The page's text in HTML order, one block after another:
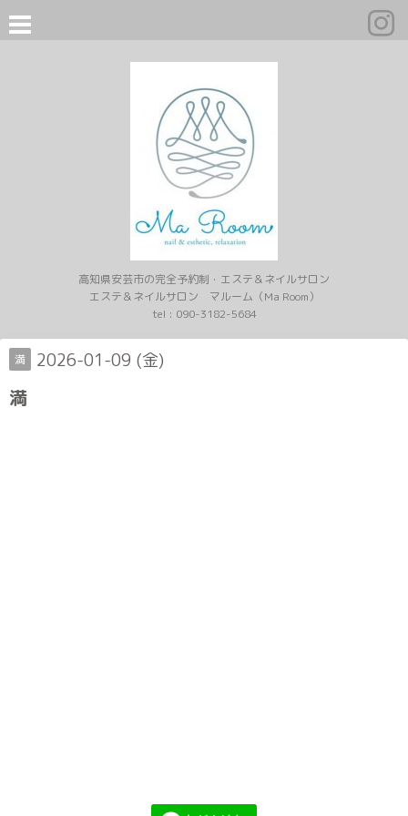
高知県安芸市の完全予約制・エステ＆ネイルサロン
エステ＆ネイルサロン マルーム（Ma Room）
tel : 090-3182-5684
満 2026-01-09 (金)
満